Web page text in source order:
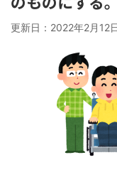
更新日： 2022年2月12